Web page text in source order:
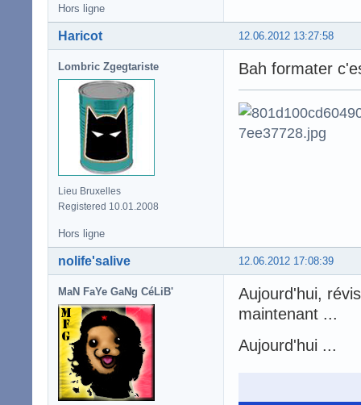
Hors ligne
12.06.2012 13:27:58
Haricot
Lombric Zgegtariste
Lieu Bruxelles
Registered 10.01.2008
Bah formater
Hors ligne
12.06.2012 17:08:39
nolife'salive
MaN FaYe GaNg CéLiB'
Aujourd'hui,
maintenant ...
Aujourd'hui ...